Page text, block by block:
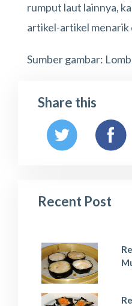
rumput laut lainnya,
artikel-artikel menarik
Sumber gambar:
Share this
Recent Post